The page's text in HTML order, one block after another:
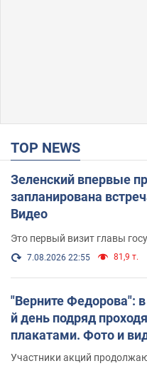
TOP NEWS
Зеленский впервые
запланирована
Видео
Это первый визит главы
7.08.2026 22:55 81,9 т.
"Верните Федорова":
й день подряд
плакатами. Фото и
Участники акций